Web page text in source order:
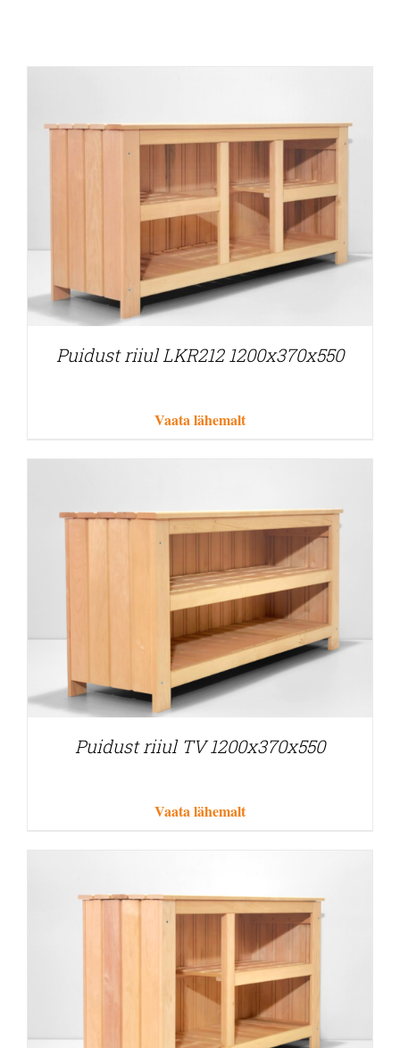
Puidust riiul LKR212 1200x370x550
Vaata lähemalt
Puidust riiul TV 1200x370x550
Vaata lähemalt